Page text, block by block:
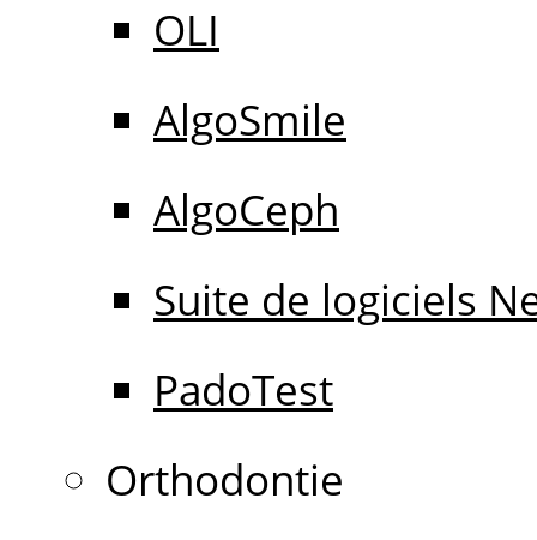
OLI
AlgoSmile
AlgoCeph
Suite de logiciels
PadoTest
Orthodontie